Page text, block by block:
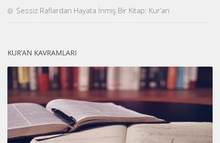
Sessiz Raflardan Hayata İnmiş Bir Kitap: Kur’an
KUR’AN KAVRAMLARI